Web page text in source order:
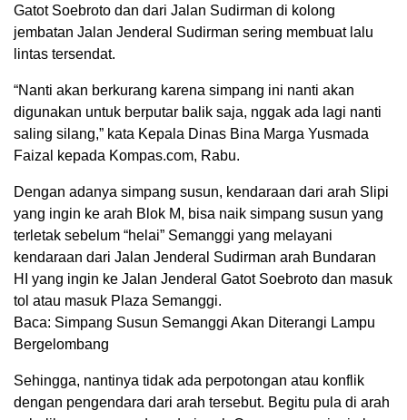
Gatot Soebroto dan dari Jalan Sudirman di kolong
jembatan Jalan Jenderal Sudirman sering membuat lalu
lintas tersendat.
“Nanti akan berkurang karena simpang ini nanti akan
digunakan untuk berputar balik saja, nggak ada lagi nanti
saling silang,” kata Kepala Dinas Bina Marga Yusmada
Faizal kepada Kompas.com, Rabu.
Dengan adanya simpang susun, kendaraan dari arah Slipi
yang ingin ke arah Blok M, bisa naik simpang susun yang
terletak sebelum “helai” Semanggi yang melayani
kendaraan dari Jalan Jenderal Sudirman arah Bundaran
HI yang ingin ke Jalan Jenderal Gatot Soebroto dan masuk
tol atau masuk Plaza Semanggi.
Baca: Simpang Susun Semanggi Akan Diterangi Lampu
Bergelombang
Sehingga, nantinya tidak ada perpotongan atau konflik
dengan pengendara dari arah tersebut. Begitu pula di arah